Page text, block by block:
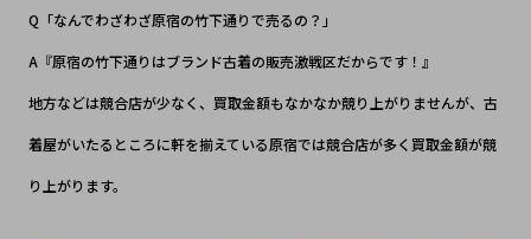
Q「なんでわざわざ原宿の竹下通りで売るの？」
A『原宿の竹下通りはブランド古着の販売激戦区だからです！』
地方などは競合店が少なく、買取金額もなかなか競り上がりませんが、古
着屋がいたるところに軒を揃えている原宿では競合店が多く買取金額が競
り上がります。